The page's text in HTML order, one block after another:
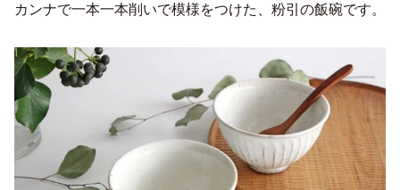
カンナで一本一本削いで模様をつけた、粉引の飯碗です。